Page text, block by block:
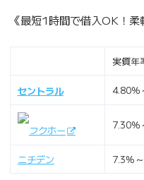
《最短1時間で借入OK！柔
実質年
セントラル 4.80％
フクホー 7.30％
ニチデン 7.3%